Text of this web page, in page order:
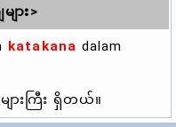
ား>
katakana dalam
ားကြီး ရှိတယ်။